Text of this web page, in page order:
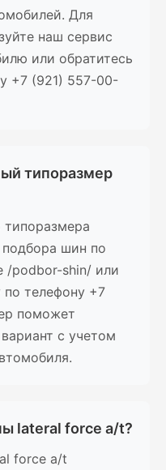
Для
наш сервис
или обратитесь
+7 (921) 557-00-
типоразмер
подбора шин по
/podbor-shin/ или
телефону +7
поможет
с учетом
lateral force a/t?
force a/t